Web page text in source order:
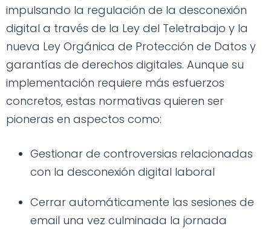
impulsando la regulación de la desconexión
digital a través de la Ley del Teletrabajo y la
nueva Ley Orgánica de Protección de Datos y
garantías de derechos digitales. Aunque su
implementación requiere más esfuerzos
concretos, estas normativas quieren ser
pioneras en aspectos como:
Gestionar de controversias relacionadas
con la desconexión digital laboral
Cerrar automáticamente las sesiones de
email una vez culminada la jornada